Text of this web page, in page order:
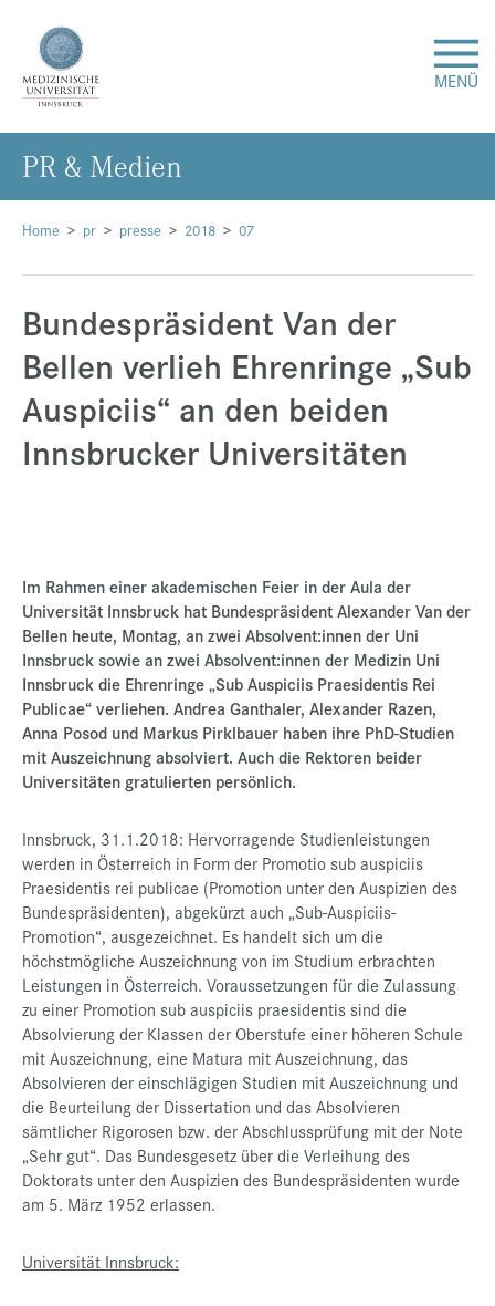
MENÜ
Forschung
Studium & Lehre
Über uns
Internationales
Kontakt
Datenschutz
Service-Links
de |en
Home pr presse 2018 07
Bundespräsident Van der
Bellen verlieh Ehrenringe „Sub
Auspiciis“ an den beiden
Innsbrucker Universitäten
Im Rahmen einer akademischen Feier in der Aula der
Universität Innsbruck hat Bundespräsident Alexander Van der
Bellen heute, Montag, an zwei Absolvent:innen der Uni
Innsbruck sowie an zwei Absolvent:innen der Medizin Uni
Innsbruck die Ehrenringe „Sub Auspiciis Praesidentis Rei
Publicae“ verliehen. Andrea Ganthaler, Alexander Razen,
Anna Posod und Markus Pirklbauer haben ihre PhD-Studien
mit Auszeichnung absolviert. Auch die Rektoren beider
Universitäten gratulierten persönlich.
Innsbruck, 31.1.2018: Hervorragende Studienleistungen
werden in Österreich in Form der Promotio sub auspiciis
Praesidentis rei publicae (Promotion unter den Auspizien des
Bundespräsidenten), abgekürzt auch „Sub-Auspiciis-
Promotion“, ausgezeichnet. Es handelt sich um die
höchstmögliche Auszeichnung von im Studium erbrachten
Leistungen in Österreich. Voraussetzungen für die Zulassung
zu einer Promotion sub auspiciis praesidentis sind die
Absolvierung der Klassen der Oberstufe einer höheren Schule
mit Auszeichnung, eine Matura mit Auszeichnung, das
Absolvieren der einschlägigen Studien mit Auszeichnung und
die Beurteilung der Dissertation und das Absolvieren
sämtlicher Rigorosen bzw. der Abschlussprüfung mit der Note
„Sehr gut“. Das Bundesgesetz über die Verleihung des
Doktorats unter den Auspizien des Bundespräsidenten wurde
am 5. März 1952 erlassen.
Universität Innsbruck:
PR & Me­di­en